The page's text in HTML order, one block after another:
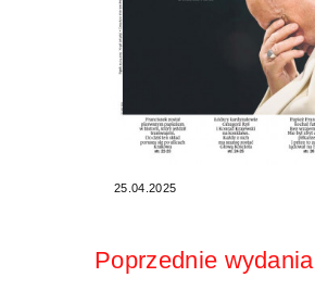
25.04.2025
Poprzednie wydania